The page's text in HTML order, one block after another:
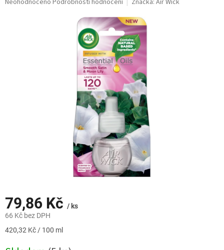
Neohodnoceno Podrobnosti hodnocení Značka: Air Wick
79,86 Kč / ks
66 Kč bez DPH
Měrná
420,32 Kč / 100 ml